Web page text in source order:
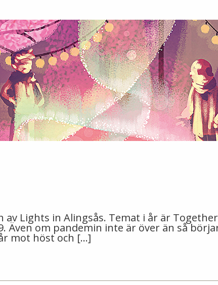
Lights in Alingsås. Temat i år är
Även om pandemin inte är över än så
mot höst och […]